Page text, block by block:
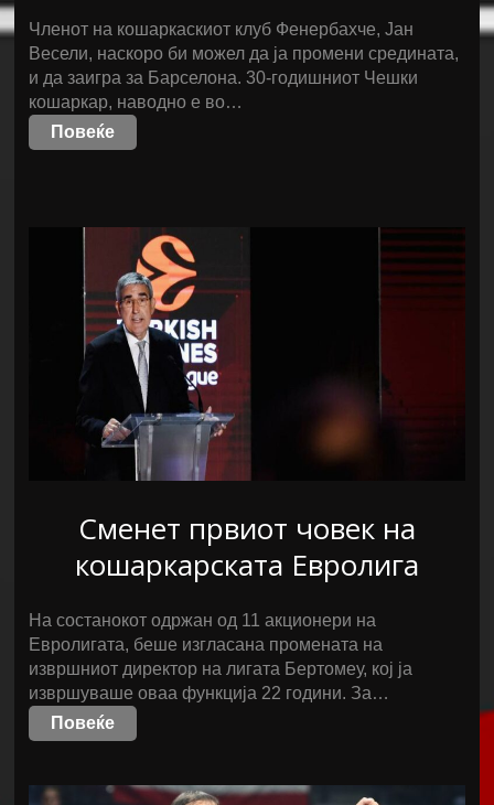
Членот на кошаркаскиот клуб Фенербахче, Јан
Весели, наскоро би можел да ја промени средината,
и да заигра за Барселона. 30-годишниот Чешки
кошаркар, наводно е во…
Повеќе
Сменет првиот човек на
кошаркарската Евролига
На состанокот одржан од 11 акционери на
Евролигата, беше изгласана промената на
извршниот директор на лигата Бертомеу, кој ја
извршуваше оваа функција 22 години. За…
Повеќе